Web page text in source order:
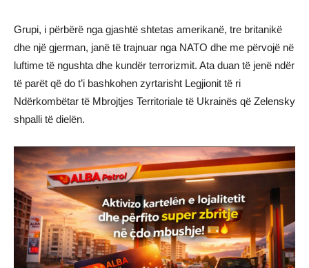
Grupi, i përbërë nga gjashtë shtetas amerikanë, tre britanikë
dhe një gjerman, janë të trajnuar nga NATO dhe me përvojë në
luftime të ngushta dhe kundër terrorizmit. Ata duan të jenë ndër
të parët që do t’i bashkohen zyrtarisht Legjionit të ri
Ndërkombëtar të Mbrojtjes Territoriale të Ukrainës që Zelensky
shpalli të dielën.